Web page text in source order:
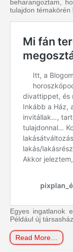
beharangoztam,
tulajdon témakörén
Egyes ingatlanok
Például új
Read More…